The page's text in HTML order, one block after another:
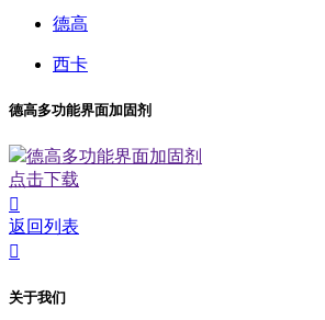
德高
西卡
德高多功能界面加固剂
德高多功能界面加固剂
点击下载

返回列表

关于我们